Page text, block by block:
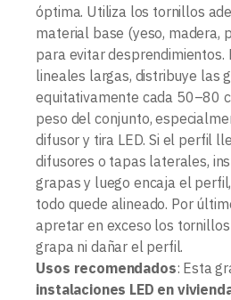
óptima. Utiliza los tornillos
material base (yeso, madera,
para evitar desprendimientos.
lineales largas, distribuye las
equitativamente cada 50–80
peso del conjunto,
difusor y tira LED. Si el perfil
difusores o tapas laterales,
grapas y luego encaja el
todo quede alineado. Por
apretar en exceso los
grapa ni dañar el perfil.
Usos recomendados: Esta
instalaciones LED en